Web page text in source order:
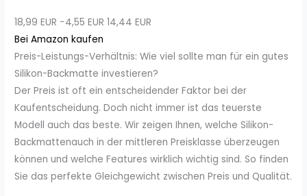
18,99 EUR −4,55 EUR 14,44 EUR
Bei Amazon kaufen
Preis-Leistungs-Verhältnis: Wie viel sollte man für ein gutes
Silikon-Backmatte investieren?
Der Preis ist oft ein entscheidender Faktor bei der
Kaufentscheidung. Doch nicht immer ist das teuerste
Modell auch das beste. Wir zeigen Ihnen, welche Silikon-
Backmattenauch in der mittleren Preisklasse überzeugen
können und welche Features wirklich wichtig sind. So finden
Sie das perfekte Gleichgewicht zwischen Preis und Qualität.